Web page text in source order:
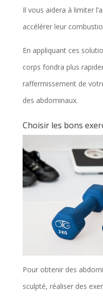
Il vous aidera à limiter
accélérer leur
En appliquant ces
corps fondra plus
raffermissement de
des abdominaux.
Choisir les bons
Pour obtenir des
sculpté, réaliser des